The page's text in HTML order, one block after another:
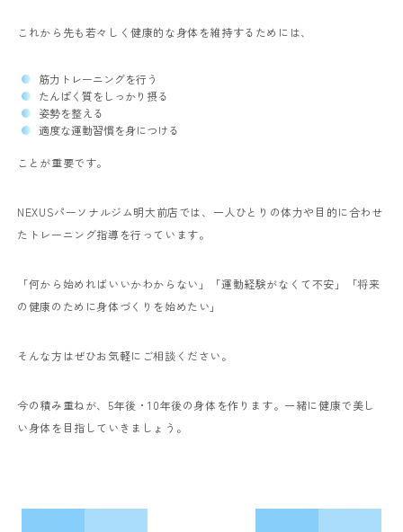
これから先も若々しく健康的な身体を維持するためには、
筋力トレーニングを行う
たんぱく質をしっかり摂る
姿勢を整える
適度な運動習慣を身につける
ことが重要です。
NEXUSパーソナルジム明大前店では、一人ひとりの体力や目的に合わせ
たトレーニング指導を行っています。
「何から始めればいいかわからない」 「運動経験がなくて不安」
「将来
の健康のために身体づくりを始めたい」
そんな方はぜひお気軽にご相談ください。
今の積み重ねが、5年後・10年後の身体を作ります。一緒に健康で美し
い身体を目指していきましょう。